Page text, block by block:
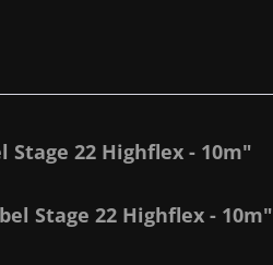
22 Highflex - 10m"
Stage 22 Highflex - 10m"